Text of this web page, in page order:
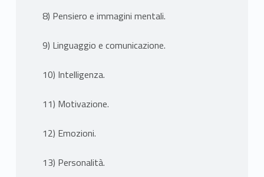
8) Pensiero e immagini mentali.
9) Linguaggio e comunicazione.
10) Intelligenza.
11) Motivazione.
12) Emozioni.
13) Personalità.